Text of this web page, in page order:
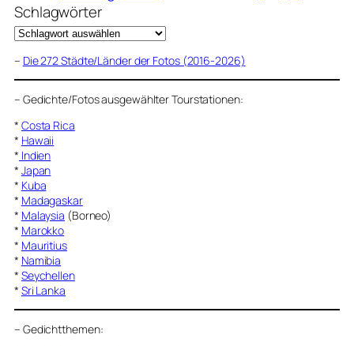
Schlagwörter
– Die 272 Städte/Länder der Fotos (2016-2026)
– Gedichte/Fotos ausgewählter Tourstationen:
* Costa Rica
* Hawaii
* Indien
* Japan
* Kuba
* Madagaskar
* Malaysia (Borneo)
* Marokko
* Mauritius
* Namibia
* Seychellen
* Sri Lanka
– Gedichtthemen: